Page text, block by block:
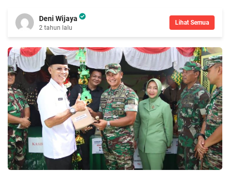
Deni Wijaya
2 tahun lalu
Lihat Semua